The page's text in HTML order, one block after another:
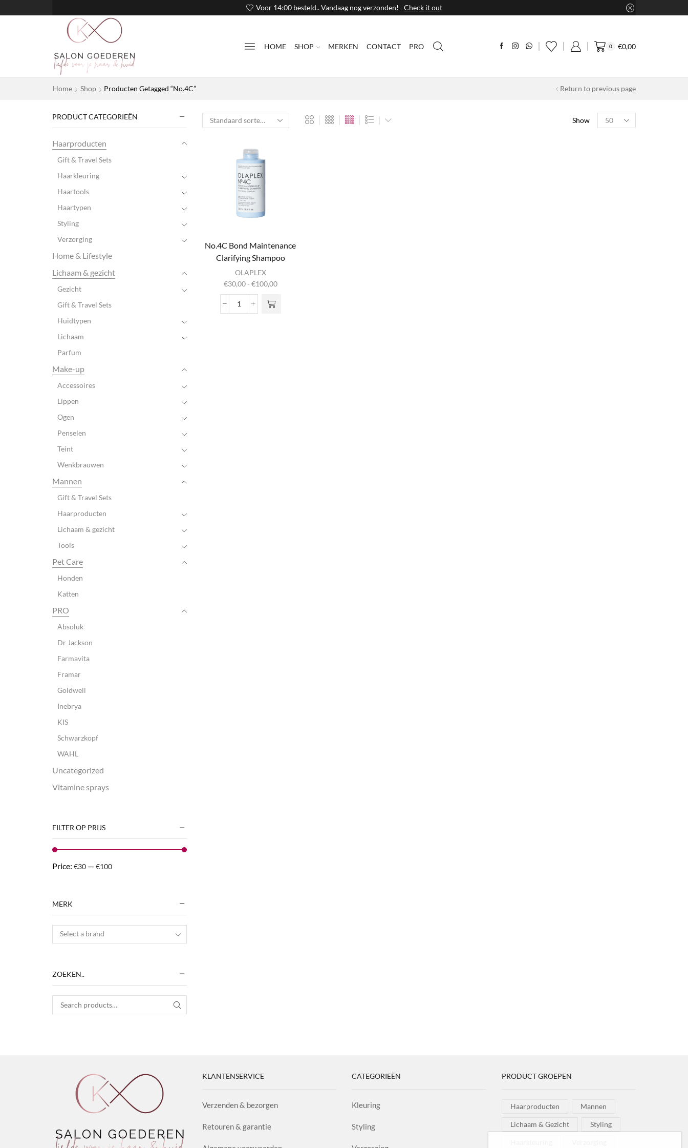
Voor 14:00 besteld.. Vandaag nog verzonden! Check it out
HOME SHOP MERKEN CONTACT PRO 0 €0,00
Home Shop Producten Getagged “No.4C” Return to previous page
Show
Products
per
No.4C Bond Maintenance
Clarifying Shampoo
OLAPLEX
€30,00- €100,00Prijsklasse:
No.4C
heeft
meerdere
optie kan
PRODUCT CATEGORIEËN
Haarproducten
Gift & Travel Sets
Haarkleuring
Haartools
Haartypen
Styling
Verzorging
Home & Lifestyle
Lichaam & gezicht
Gezicht
Gift & Travel Sets
Huidtypen
Lichaam
Parfum
Make-up
Accessoires
Lippen
Ogen
Penselen
Teint
Wenkbrauwen
Mannen
Gift & Travel Sets
Haarproducten
Lichaam & gezicht
Tools
Pet Care
Honden
Katten
PRO
Absoluk
Dr Jackson
Farmavita
Framar
Goldwell
Inebrya
KIS
Schwarzkopf
WAHL
Uncategorized
Vitamine sprays
FILTER OP PRIJS
Price: €30 — €100
MERK
Select a brand
ZOEKEN..
Search for: SEARCH
KLANTENSERVICE
Verzenden & bezorgen
Retouren & garantie
CATEGORIEËN
Kleuring
Styling
PRODUCT GROEPEN
Haarproducten Mannen
Lichaam & Gezicht Styling